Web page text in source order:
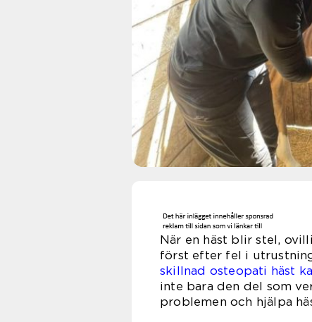
När en häst blir stel,
först efter fel i
skillnad osteopati häst
inte bara den del som
problemen och hjälpa